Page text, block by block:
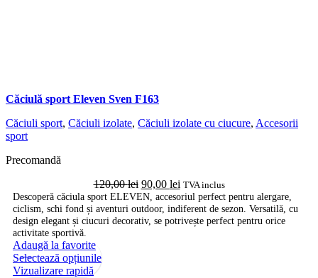
Căciulă sport Eleven Sven F163
Căciuli sport, Căciuli izolate, Căciuli izolate cu ciucure, Accesorii
sport
Precomandă
120,00lei Prețul
inițial
a
fost:
90,00 leiPrețul
curent
este:
90,00 lei.
TVA inclus
Descoperă căciula sport ELEVEN, accesoriul perfect pentru alergare,
ciclism, schi fond și aventuri outdoor, indiferent de sezon. Versatilă, cu
design elegant și ciucuri decorativ, se potrivește perfect pentru orice
activitate sportivă.
Adaugă la favorite
Selectează opțiunileAcest
Vizualizare rapidă
-9%